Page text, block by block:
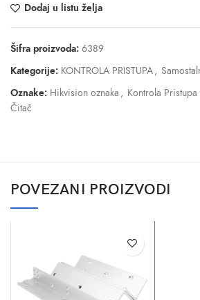
Dodaj u listu želja
Šifra proizvoda: 6389
Kategorije: KONTROLA PRISTUPA,
Oznake: Hikvision oznaka , Kontrola Pristupa
Čitač
POVEZANI PROIZVODI